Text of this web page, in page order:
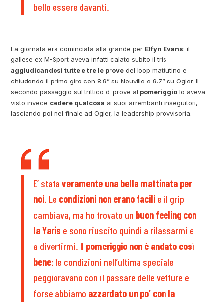
bello essere davanti.
La giornata era cominciata alla grande per Elfyn Evans: il
gallese ex M-Sport aveva infatti calato subito il tris
aggiudicandosi tutte e tre le prove del loop mattutino e
chiudendo il primo giro con 8.9” su Neuville e 9.7” su Ogier. Il
secondo passaggio sul trittico di prove al pomeriggio lo aveva
visto invece cedere qualcosa ai suoi arrembanti inseguitori,
lasciando poi nel finale ad Ogier, la leadership provvisoria.
E’ stataveramente una bella mattinata per
noi. Le condizioni non erano facili e il grip
cambiava, ma ho trovato un buon feeling con
la Yaris e sono riuscito quindi a rilassarmi e
a divertirmi. Il pomeriggio non è andato così
bene: le condizioni nell’ultima speciale
peggioravano con il passare delle vetture e
forse abbiamo azzardato un po’ con la